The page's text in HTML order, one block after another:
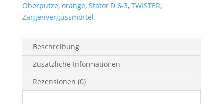
Oberputze, orange, Stator D 6-3, TWISTER,
Zargenvergussmörtel
Beschreibung
Zusätzliche Informationen
Rezensionen (0)